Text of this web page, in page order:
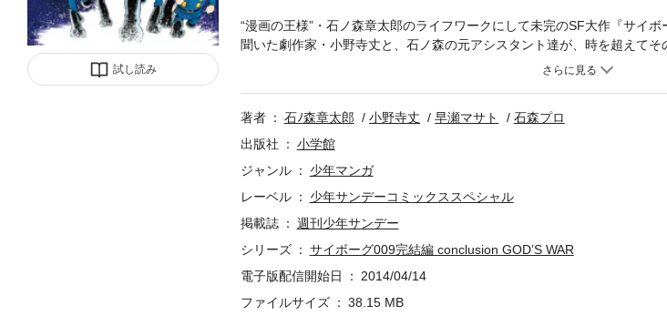
試し読み
“漫画の王様”・石ノ森章太郎のライフワークにして未完のSF大作『サイ
聞いた劇作家・小野寺丈と、石ノ森の元アシスタント達が、時を超えてそ
著者 石ﾉ森章太郎 小野寺丈 早瀬マサト
石森プロ
出版社
小学館
ジャンル
少年マンガ
レーベル
少年サンデーコミックススペシャル
掲載誌
週刊少年サンデー
シリーズ
サイボーグ009完結編 conclusion GOD’S WAR
電子版配信開始日
2014/04/14
ファイルサイズ
38.15 MB